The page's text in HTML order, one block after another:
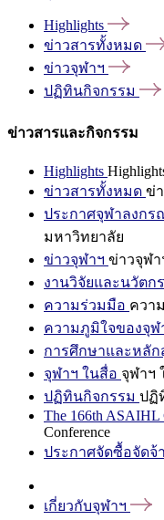
Highlights
ข่าวสารทั้งหมด
ข่าวจุฬาฯ
ปฏิทินกิจกรรม
ข่าวสารและกิจกรรม
Highlights
ข่าวสารทั้งหมด ข่
ประกาศจุฬาลงก
มหาวิทยาลัย
ข่าวจุฬาฯ ข่าวจุฬา
งานวิจัยและนวัตก
ความร่วมมือ ควา
ความภูมิใจของจุฬ
การศึกษาและหลัก
จุฬาฯ ในสื่อ จุฬาฯ
ปฏิทินกิจกรรม ปฏิ
The 166th ASAIHL
Conference
ประกาศจัดซื้อจัดจ้
เกี่ยวกับจุฬาฯ